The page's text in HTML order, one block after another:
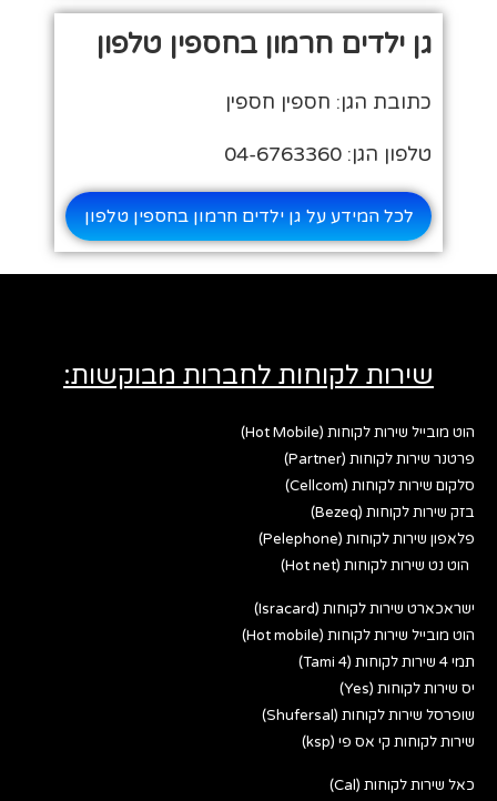
גן ילדים חרמון בחספין טלפון
כתובת הגן: חספין חספין
טלפון הגן: 04-6763360
לכל המידע על גן ילדים חרמון בחספין טלפון
שירות לקוחות לחברות מבוקשות:
הוט מובייל שירות לקוחות (Hot Mobile)
פרטנר שירות לקוחות (Partner)
סלקום שירות לקוחות (Cellcom)
בזק שירות לקוחות (Bezeq)
פלאפון שירות לקוחות (Pelephone)
הוט נט שירות לקוחות (Hot net)
ישראכארט שירות לקוחות (Isracard)
הוט מובייל שירות לקוחות (Hot mobile)
תמי 4 שירות לקוחות (Tami 4)
יס שירות לקוחות (Yes)
שופרסל שירות לקוחות (Shufersal)
שירות לקוחות קי אס פי (ksp)
כאל שירות לקוחות (Cal)